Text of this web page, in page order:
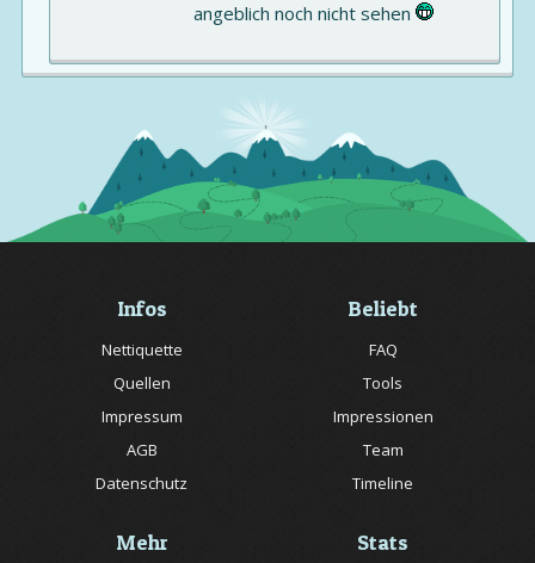
angeblich noch nicht sehen
Infos
Nettiquette
Quellen
Impressum
AGB
Datenschutz
Beliebt
FAQ
Tools
Impressionen
Team
Timeline
Mehr Stats